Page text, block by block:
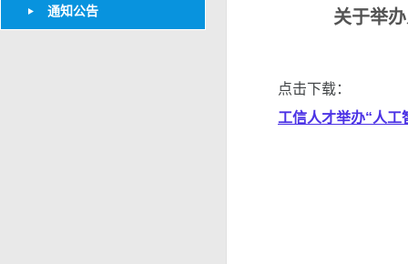
通知公告 关于举
点击下载：
工信人才举办“人工